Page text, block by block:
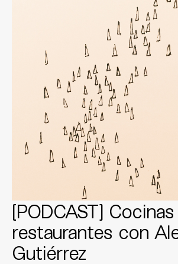
[PODCAST]
restaurantes con
Gutiérrez